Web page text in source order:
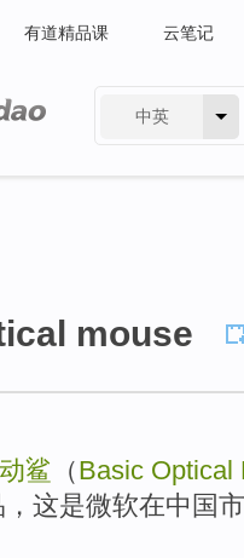
有道精品课 云笔记
中英
mouse
鲨 （Basic Optical
这是微软在中国